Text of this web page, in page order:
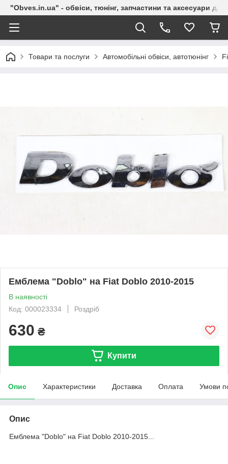
"Obves.in.ua" - обвіси, тюнінг, запчастини та аксесуари
Товари та послуги Автомобільні обвіси, автотюнінг
Емблема "Doblo" на Fiat Doblo 2010-2015
В наявності
Код: 000023334
Роздріб
630 ₴
Купити
Опис Характеристики Доставка Оплата Умови
Опис
Емблема "Doblo" на Fiat Doblo 2010-2015...